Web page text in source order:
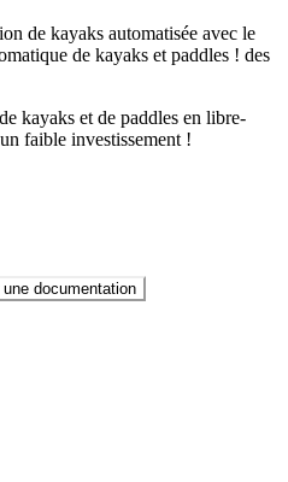
de kayaks automatisée avec le
de kayaks et paddles ! des
kayaks et de paddles en libre-
faible investissement !
une documentation